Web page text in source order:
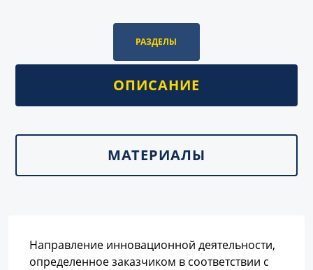
РАЗДЕЛЫ
ОПИСАНИЕ
МАТЕРИАЛЫ
Направление инновационной деятельности,
определенное заказчиком в соответствии с